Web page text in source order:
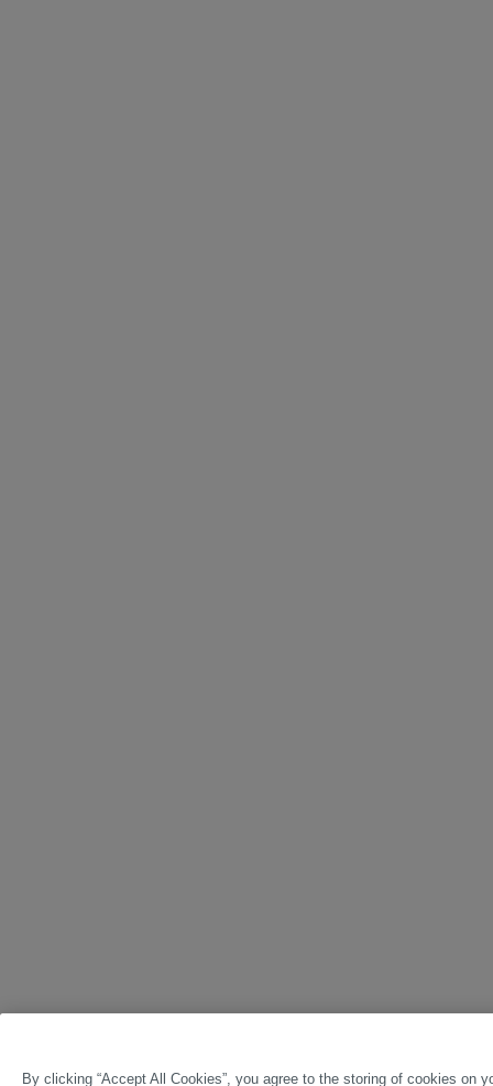
By clicking “Accept All Cookies”, you agree to the storing of cookies